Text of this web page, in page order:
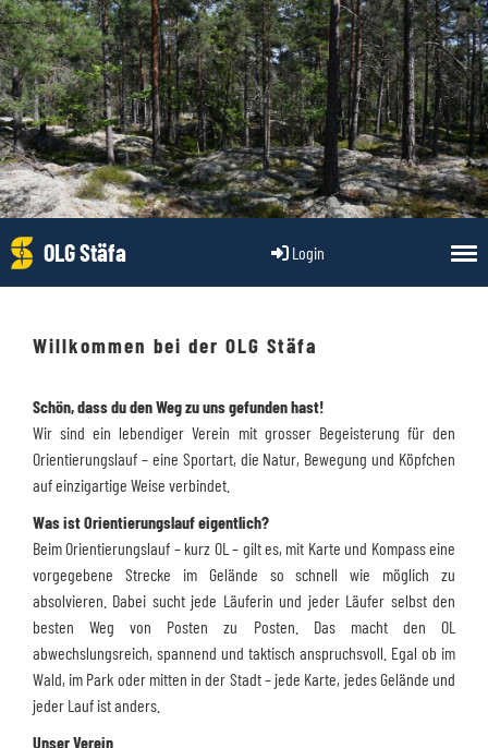
Login
OLG Stäfa
Willkommen bei der OLG Stäfa
Schön, dass du den Weg zu uns gefunden hast!
Wir sind ein lebendiger Verein mit grosser Begeisterung für den
Orientierungslauf – eine Sportart, die Natur, Bewegung und Köpfchen
auf einzigartige Weise verbindet.
Was ist Orientierungslauf eigentlich?
Beim Orientierungslauf – kurz OL – gilt es, mit Karte und Kompass eine
vorgegebene Strecke im Gelände so schnell wie möglich zu
absolvieren. Dabei sucht jede Läuferin und jeder Läufer selbst den
besten Weg von Posten zu Posten. Das macht den OL
abwechslungsreich, spannend und taktisch anspruchsvoll. Egal ob im
Wald, im Park oder mitten in der Stadt – jede Karte, jedes Gelände und
jeder Lauf ist anders.
Unser Verein